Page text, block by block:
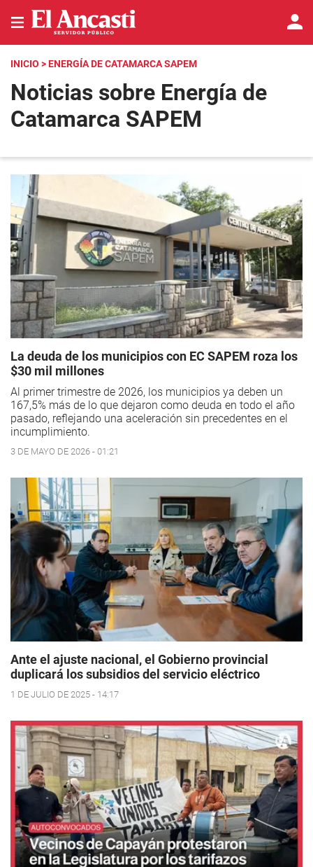
INICIO > ENERGÍA DE CATAMARCA SAPEM
Noticias sobre Energía de
Catamarca SAPEM
La deuda de los municipios con EC SAPEM roza los
$30 mil millones
Al primer trimestre de 2026, los municipios ya deben un
167,5% más de lo que dejaron como deuda en todo el año
pasado, reflejando una aceleración sin precedentes en el
incumplimiento.
3 DE MAYO DE 2026 - 01:21
Ante el ajuste nacional, el Gobierno provincial
duplicará los subsidios del servicio eléctrico
1 DE JULIO DE 2025 - 14:17